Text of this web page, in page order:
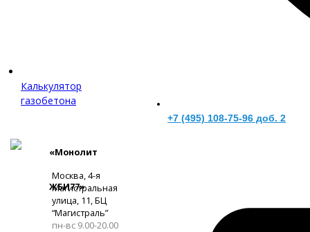
Калькулятор
газобетона
«Монолит
ЖБИ77»
Москва, 4-я
Магистральная
улица, 11, ​БЦ
“Магистраль”
пн-вс 9.00-20.00
+7 (495) 108-75-96 доб. 2